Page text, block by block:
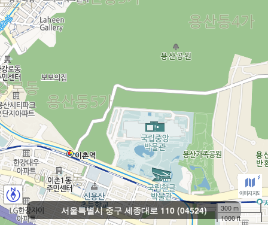
서울특별시 중구 세종대로 110 (04524)
300 m
1000 ft